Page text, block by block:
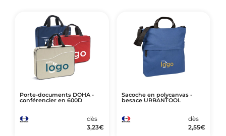
Porte-documents DOHA -
conférencier en 600D
dès
3,23€
Sacoche en polycanvas -
besace URBANTOOL
dès
2,55€